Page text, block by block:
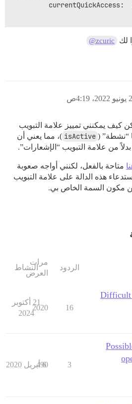
currentQuickAccess:
لك @zcuric
كيف يمكنني تمييز علامة التبويب
“نشطة” ( isActive )، مما يعني أن
من علامة التبويب “الإشعارات”.
متاحة بالفعل، لكنني أواجه صعوبة
هذه الدالة على علامة التبويب
مكون السمة الخاص بي.
الردود
مرات
العرض
النشاط
Difficult
16
2020
21 أكتوبر
2024
3
490
6 أبريل 2020